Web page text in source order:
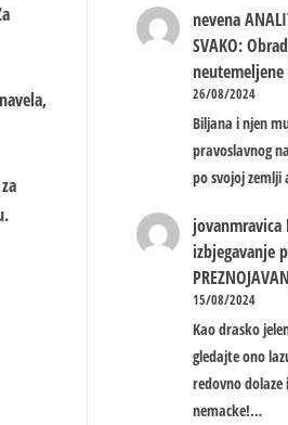
nevena
SVAKO:
26/08/2024
Biljana i njen
pravoslavnog
po svojoj
jovanmravica
izbjegavanje
15/08/2024
Kao drasko
gledajte ono
redovno
nemacke!…